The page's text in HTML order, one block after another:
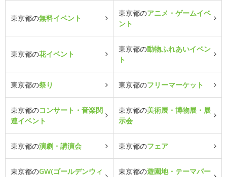
東京都の無料イベント
東京都のアニメ・ゲームイベ
ント
東京都の花イベント
東京都の動物ふれあいイベン
ト
東京都の祭り 東京都のフリーマーケット
東京都のコンサート・音楽関
連イベント
東京都の美術展・博物展・展
示会
東京都の演劇・講演会 東京都のフェア
東京都のGW(ゴールデンウィ
東京都の遊園地・テーマパー